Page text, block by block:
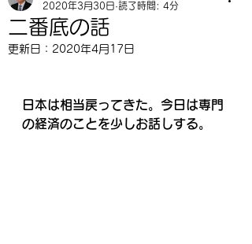
二番底の話
2020年3月30日 読了時間: 4分
更新日： 2020年4月17日
日本は相当戻ってきた。今日は専門
の経済のことを少しお話しする。